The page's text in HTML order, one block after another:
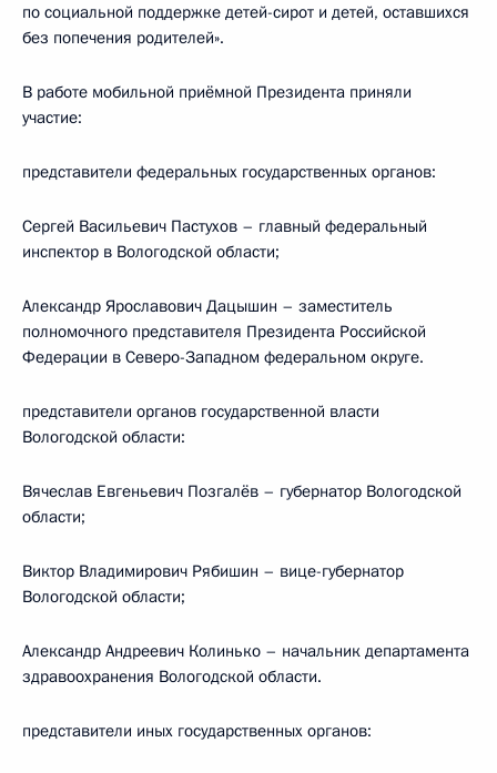
по социальной поддержке детей-сирот и детей, оставшихся
без попечения родителей».
В работе мобильной приёмной Президента приняли
участие:
представители федеральных государственных органов:
Сергей Васильевич Пастухов – главный федеральный
инспектор в Вологодской области;
Александр Ярославович Дацышин – заместитель
полномочного представителя Президента Российской
Федерации в Северо-Западном федеральном округе.
представители органов государственной власти
Вологодской области:
Вячеслав Евгеньевич Позгалёв – губернатор Вологодской
области;
Виктор Владимирович Рябишин – вице-губернатор
Вологодской области;
Александр Андреевич Колинько – начальник департамента
здравоохранения Вологодской области.
представители иных государственных органов: